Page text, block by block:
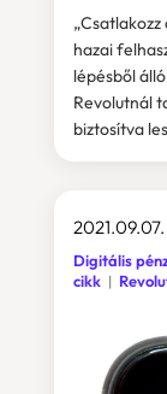
hazai
lépésből
Revolutnál
biztosítva
2021.09.07.
Digitális
cikk